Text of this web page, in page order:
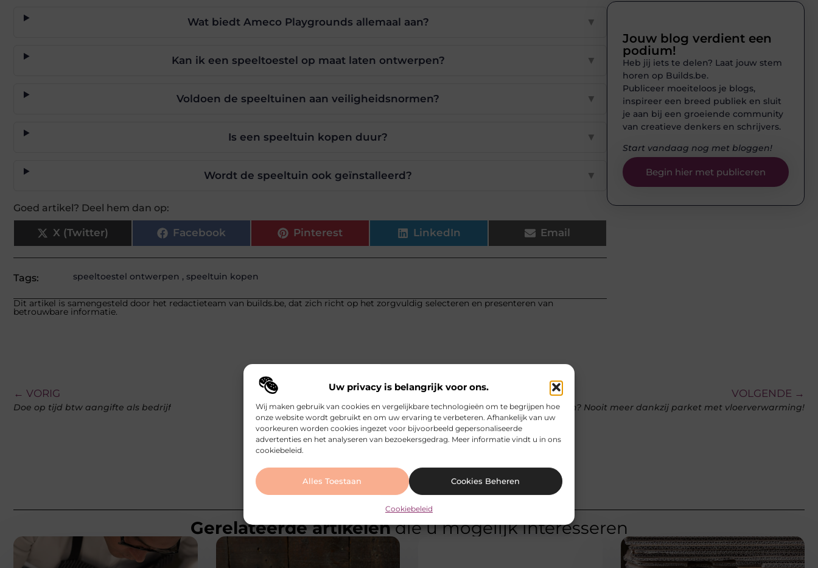
Uw privacy is belangrijk voor ons.
Wij maken gebruik van cookies en vergelijkbare technologieën om te begrijpen hoe
onze website wordt gebruikt en om uw ervaring te verbeteren. Afhankelijk van uw
voorkeuren worden cookies ingezet voor bijvoorbeeld gepersonaliseerde
advertenties en het analyseren van bezoekersgedrag. Meer informatie vindt u in ons
cookiebeleid.
Alles Toestaan Cookies Beheren
Cookiebeleid
Wat biedt Ameco Playgrounds allemaal aan? ▼
Kan ik een speeltoestel op maat laten ontwerpen? ▼
Voldoen de speeltuinen aan veiligheidsnormen? ▼
Is een speeltuin kopen duur? ▼
Wordt de speeltuin ook geïnstalleerd? ▼
Goed artikel? Deel hem dan op:
X (Twitter) Facebook Pinterest LinkedIn Email
Tags: speeltoestel ontwerpen , speeltuin kopen
Dit artikel is samengesteld door het redactieteam van builds.be, dat zich richt op het zorgvuldig selecteren en presenteren van
betrouwbare informatie.
Jouw blog verdient een
podium!
Heb jij iets te delen? Laat jouw stem
horen op Builds.be.
Publiceer moeiteloos je blogs,
inspireer een breed publiek en sluit
je aan bij een groeiende community
van creatieve denkers en schrijvers.
Start vandaag nog met bloggen!
Begin hier met publiceren
← VORIG
Doe op tijd btw aangifte als bedrijf
VOLGENDE →
Koude voeten? Nooit meer dankzij parket met vloerverwarming!
Gerelateerde artikelendie u mogelijk interesseren